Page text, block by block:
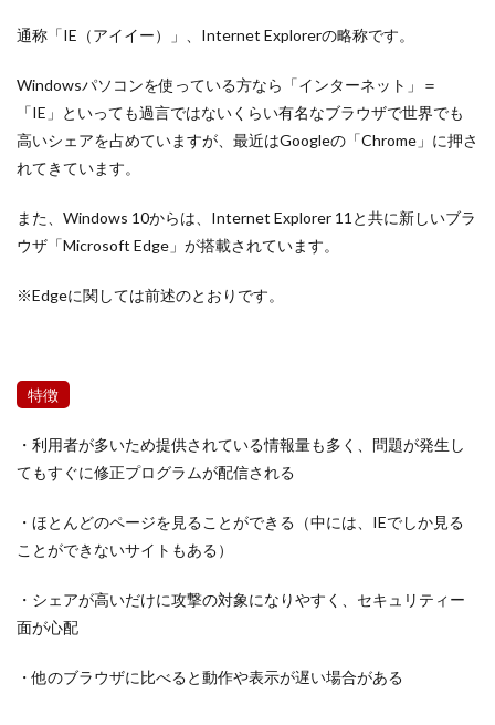
通称「IE（アイイー）」、Internet Explorerの略称です。
Windowsパソコンを使っている方なら「インターネット」＝
「IE」といっても過言ではないくらい有名なブラウザで世界でも
高いシェアを占めていますが、最近はGoogleの「Chrome」に押さ
れてきています。
また、Windows 10からは、Internet Explorer 11と共に新しいブラ
ウザ「Microsoft Edge」が搭載されています。
※Edgeに関しては前述のとおりです。
特徴
・利用者が多いため提供されている情報量も多く、問題が発生し
てもすぐに修正プログラムが配信される
・ほとんどのページを見ることができる（中には、IEでしか見る
ことができないサイトもある）
・シェアが高いだけに攻撃の対象になりやすく、セキュリティー
面が心配
・他のブラウザに比べると動作や表示が遅い場合がある